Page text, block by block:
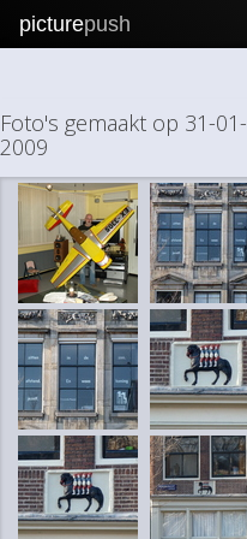
picturepush
Foto's gemaakt op 31-01-
2009